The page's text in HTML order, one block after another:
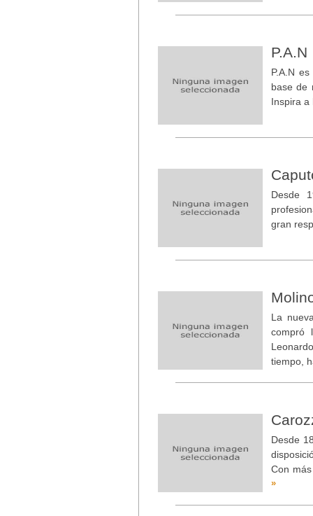
P.A.N
P.A.N
base de
Inspira a
Desde
gran
La
compró
tiempo,
Desde
Con
»